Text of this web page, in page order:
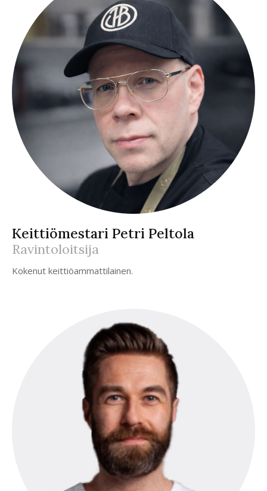
Keittiömestari Petri Peltola
Ravintoloitsija
Kokenut keittiöammattilainen.